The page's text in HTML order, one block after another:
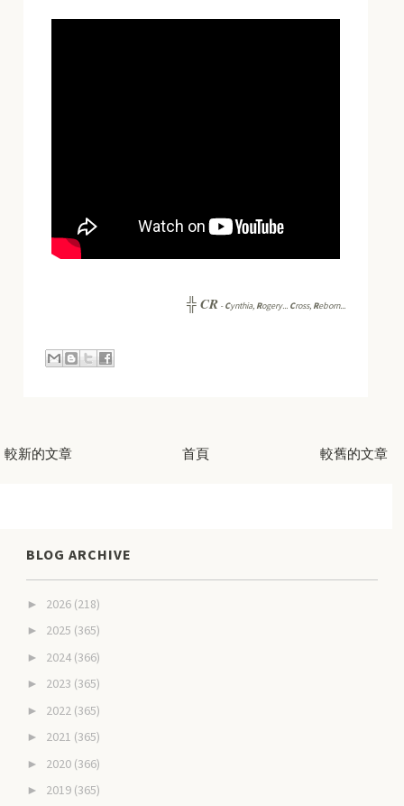
╬CR -Cynthia, Rogery... Cross, Reborn...
較新的文章 較舊的文章
首頁
BLOG ARCHIVE
► 2026 (218)
► 2025 (365)
► 2024 (366)
► 2023 (365)
► 2022 (365)
► 2021 (365)
► 2020 (366)
► 2019 (365)